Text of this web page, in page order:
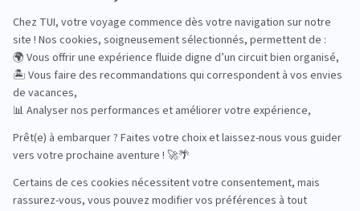
Entre amis
Ethique
Golf